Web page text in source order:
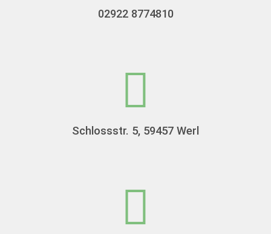
02922 8774810
Schlossstr. 5, 59457 Werl